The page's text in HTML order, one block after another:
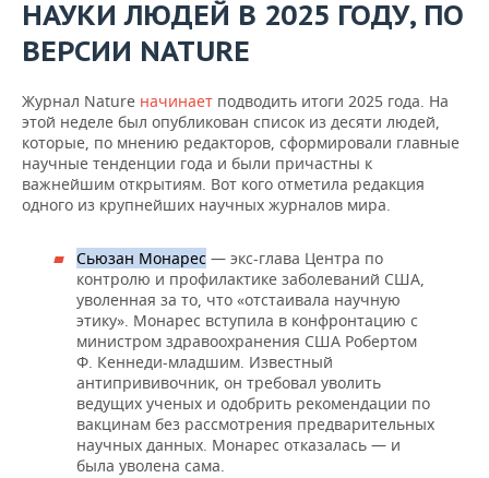
НАУКИ ЛЮДЕЙ В 2025 ГОДУ, ПО
ВЕРСИИ NATURE
Журнал Nature начинает подводить итоги 2025 года. На
этой неделе был опубликован список из десяти людей,
которые, по мнению редакторов, сформировали главные
научные тенденции года и были причастны к
важнейшим открытиям. Вот кого отметила редакция
одного из крупнейших научных журналов мира.
Сьюзан Монарес — экс-глава Центра по
контролю и профилактике заболеваний США,
уволенная за то, что «отстаивала научную
этику». Монарес вступила в конфронтацию с
министром здравоохранения США Робертом
Ф. Кеннеди-младшим. Известный
антипрививочник, он требовал уволить
ведущих ученых и одобрить рекомендации по
вакцинам без рассмотрения предварительных
научных данных. Монарес отказалась — и
была уволена сама.